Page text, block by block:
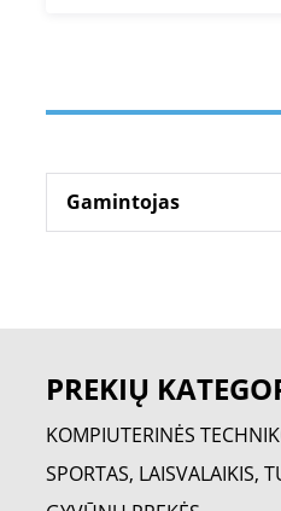
Gamintojas
PREKIŲ
KOMPIUTERINĖS
SPORTAS, LAISVALAIKIS,